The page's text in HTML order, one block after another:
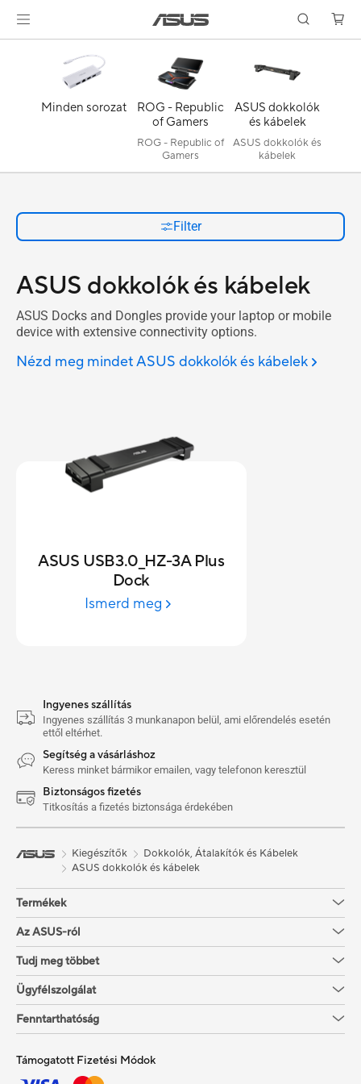
Minden sorozat
ROG - Republic
of Gamers
ROG - Republic of
Gamers
ASUS dokkolók
és kábelek
ASUS dokkolók és
kábelek
Filter
ASUS dokkolók és kábelek
ASUS Docks and Dongles provide your laptop or mobile
device with extensive connectivity options.
Nézd meg mindet ASUS dokkolók és kábelek
ASUS USB3.0_HZ-3A Plus
Dock
Ismerd meg
Ingyenes szállítás
Ingyenes szállítás 3 munkanapon belül, ami előrendelés esetén
ettől eltérhet.
Segítség a vásárláshoz
Keress minket bármikor emailen, vagy telefonon keresztül
Biztonságos fizetés
Titkosítás a fizetés biztonsága érdekében
Kiegészítők
Dokkolók, Átalakítók és Kábelek
ASUS dokkolók és kábelek
Termékek
Az ASUS-ról
Tudj meg többet
Ügyfélszolgálat
Fenntarthatóság
Támogatott Fizetési Módok